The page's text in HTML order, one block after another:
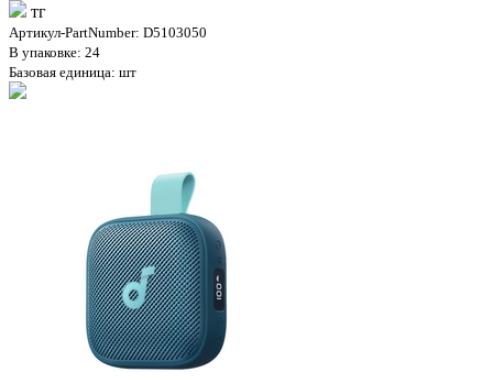
тг
Артикул-PartNumber: D5103050
В упаковке: 24
Базовая единица: шт